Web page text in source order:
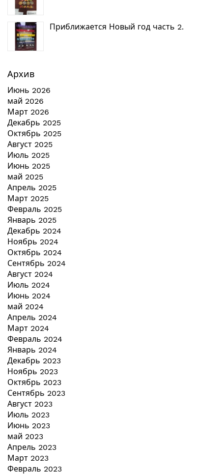
Приближается Новый год часть 2.
Архив
Июнь 2026
май 2026
Март 2026
Декабрь 2025
Октябрь 2025
Август 2025
Июль 2025
Июнь 2025
май 2025
Апрель 2025
Март 2025
Февраль 2025
Январь 2025
Декабрь 2024
Ноябрь 2024
Октябрь 2024
Сентябрь 2024
Август 2024
Июль 2024
Июнь 2024
май 2024
Апрель 2024
Март 2024
Февраль 2024
Январь 2024
Декабрь 2023
Ноябрь 2023
Октябрь 2023
Сентябрь 2023
Август 2023
Июль 2023
Июнь 2023
май 2023
Апрель 2023
Март 2023
Февраль 2023